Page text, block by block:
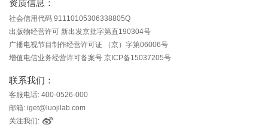
资质信息：
社会信用代码 91110105306338805Q
出版物经营许可 新出发京批字第直190304号
广播电视节目制作经营许可证 （京）字第06006号
增值电信业务经营许可备案号 京ICP备15037205号
联系我们：
客服电话: 400-0526-000
邮箱: iget@luojilab.com
关注我们: